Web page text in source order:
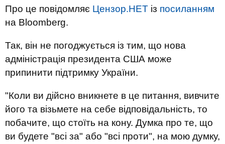
Про це повідомляє Цензор.НЕТ із посиланням
на Bloomberg.
Так, він не погоджується із тим, що нова
адміністрація президента США може
припинити підтримку України.
"Коли ви дійсно вникнете в це питання, вивчите
його та візьмете на себе відповідальність, то
побачите, що стоїть на кону. Думка про те, що
ви будете "всі за" або "всі проти", на мою думку,